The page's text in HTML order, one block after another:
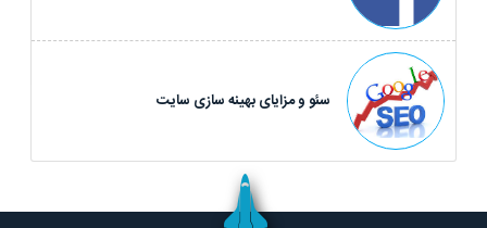
سئو و مزایای بهینه سازی سایت